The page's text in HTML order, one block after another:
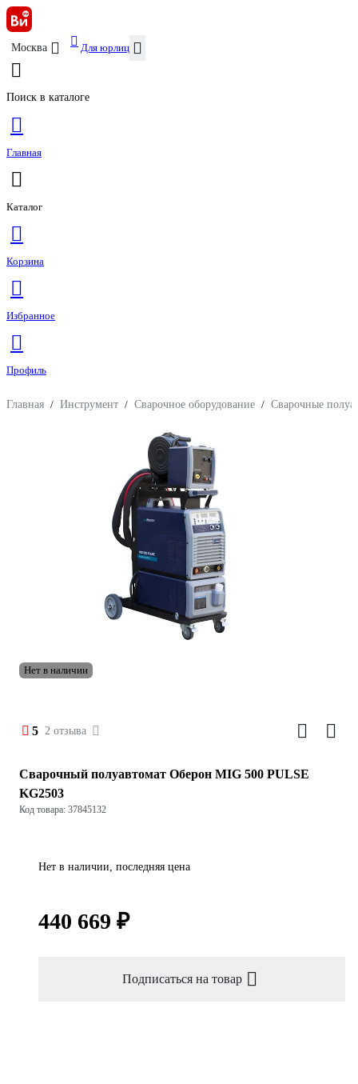
Москва Для юрлиц
Поиск в каталоге
Главная
Каталог
Корзина
Избранное
Профиль
Главная / Инструмент / Сварочное оборудование / Сварочные
Нет в наличии
5 2 отзыва
Сварочный полуавтомат Оберон MIG 500 PULSE
KG2503
Код товара: 37845132
Нет в наличии, последняя цена
440 669 ₽
Подписаться на товар